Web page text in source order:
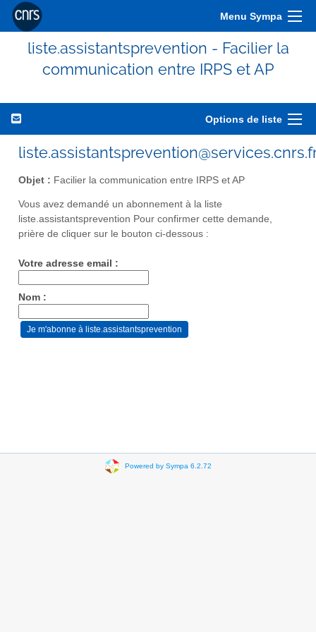
Menu Sympa
liste.assistantsprevention - Facilier la
communication entre IRPS et AP
Options de liste
Objet : Facilier la communication entre IRPS et AP
Vous avez demandé un abonnement à la liste
liste.assistantsprevention Pour confirmer cette demande,
prière de cliquer sur le bouton ci-dessous :
Votre adresse email :
Nom :
Powered by Sympa 6.2.72